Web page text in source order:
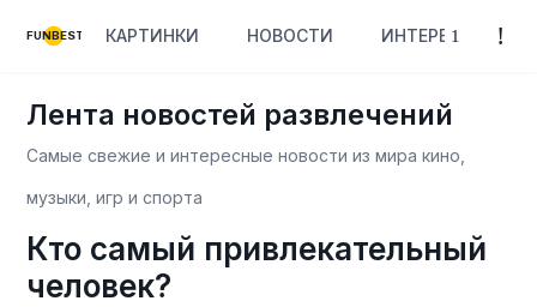
FUNBEST КАРТИНКИ НОВОСТИ ИНТЕРЕСНОЕ
Лента новостей развлечений
Самые свежие и интересные новости из мира кино,
музыки, игр и спорта
Кто самый привлекательный
человек?